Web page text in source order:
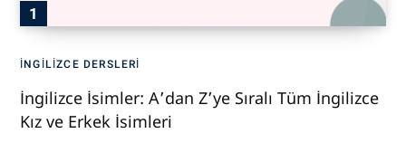
İNGILIZCE DERSLERI
İngilizce İsimler: A’dan Z’ye Sıralı Tüm İngilizce
Kız ve Erkek İsimleri